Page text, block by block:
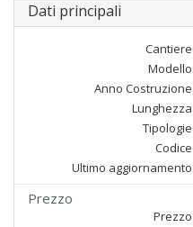
Dati principali
Cantiere
Modello
Anno Costruzione
Lunghezza
Tipologie
Codice
Ultimo aggiornamento
Prezzo
Prezzo